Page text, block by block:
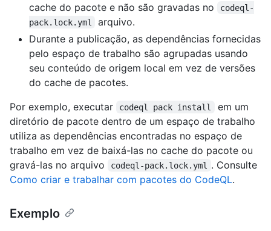
cache do pacote e não são gravadas no
codeql-
pack.lock.yml
arquivo.
Durante a publicação, as dependências fornecidas
pelo espaço de trabalho são agrupadas usando
seu conteúdo de origem local em vez de versões
do cache de pacotes.
Por exemplo, executar
codeql pack install
em um
diretório de pacote dentro de um espaço de trabalho
utiliza as dependências encontradas no espaço de
trabalho em vez de baixá-las no cache do pacote ou
gravá-las no arquivo
codeql-pack.lock.yml
. Consulte
Como criar e trabalhar com pacotes do CodeQL.
Exemplo